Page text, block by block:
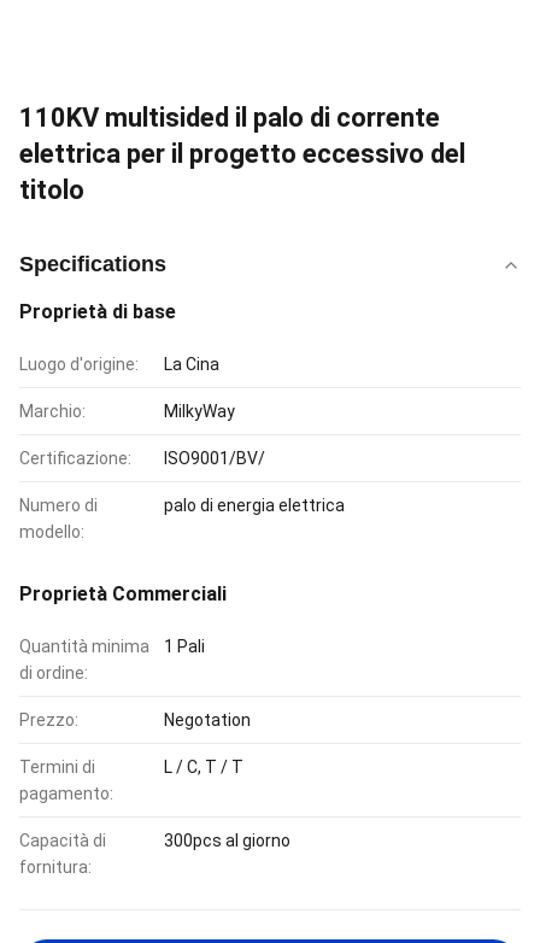
110KV multisided il palo di corrente
elettrica per il progetto eccessivo del
titolo
Specifications
Proprietà di base
Luogo d'origine: La Cina
Marchio: MilkyWay
Certificazione: ISO9001/BV/
Numero di
modello:
palo di energia elettrica
Proprietà Commerciali
Quantità minima
di ordine:
1 Pali
Prezzo: Negotation
Termini di
pagamento:
L / C, T / T
Capacità di
fornitura:
300pcs al giorno